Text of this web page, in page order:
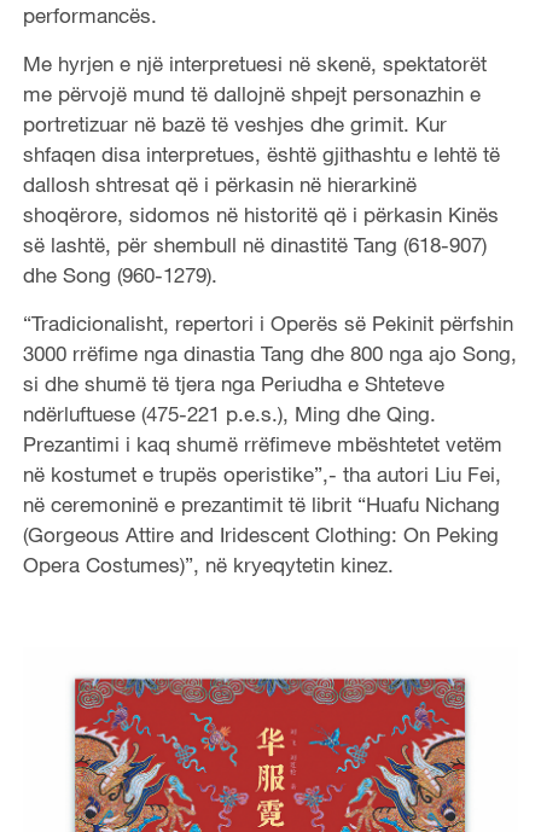
performancës.
Me hyrjen e një interpretuesi në skenë, spektatorët
me përvojë mund të dallojnë shpejt personazhin e
portretizuar në bazë të veshjes dhe grimit. Kur
shfaqen disa interpretues, është gjithashtu e lehtë të
dallosh shtresat që i përkasin në hierarkinë
shoqërore, sidomos në historitë që i përkasin Kinës
së lashtë, për shembull në dinastitë Tang (618-907)
dhe Song (960-1279).
“Tradicionalisht, repertori i Operës së Pekinit përfshin
3000 rrëfime nga dinastia Tang dhe 800 nga ajo Song,
si dhe shumë të tjera nga Periudha e Shteteve
ndërluftuese (475-221 p.e.s.), Ming dhe Qing.
Prezantimi i kaq shumë rrëfimeve mbështetet vetëm
në kostumet e trupës operistike”,- tha autori Liu Fei,
në ceremoninë e prezantimit të librit “Huafu Nichang
(Gorgeous Attire and Iridescent Clothing: On Peking
Opera Costumes)”, në kryeqytetin kinez.